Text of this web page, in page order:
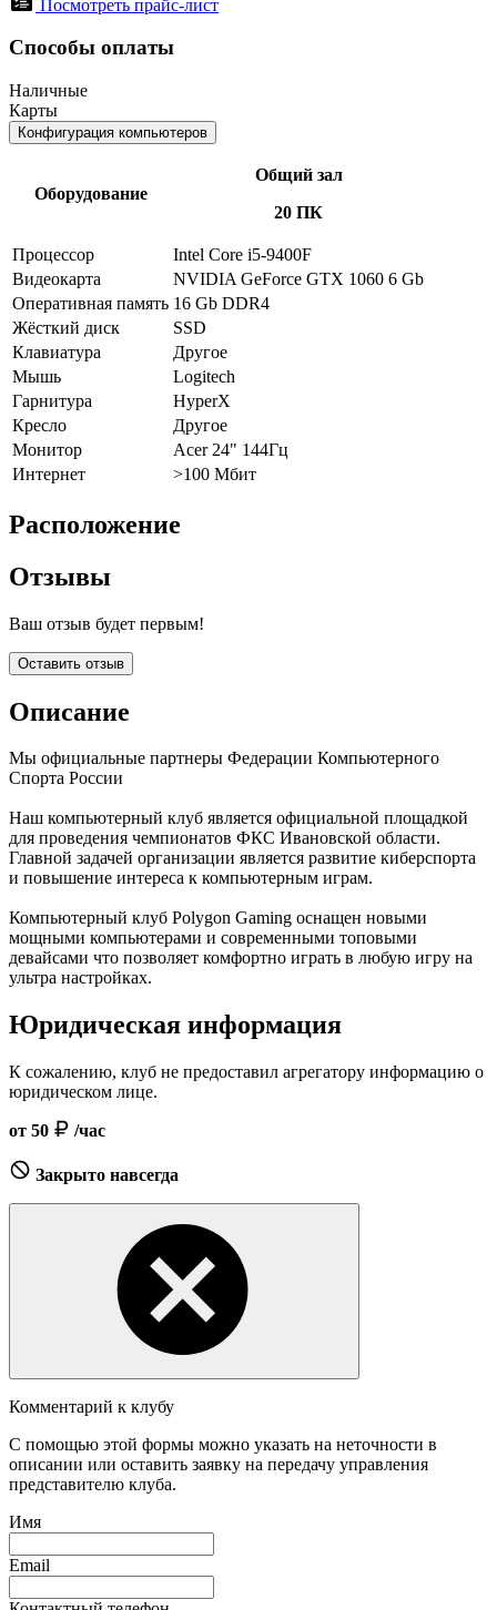
Посмотреть прайс-лист
Способы оплаты
Наличные
Карты
Конфигурация компьютеров
Оборудование
Общий зал
20 ПК
Процессор
Intel Core i5-9400F
Видеокарта
NVIDIA GeForce GTX 1060 6 Gb
Оперативная память 16 Gb DDR4
Жёсткий диск
SSD
Клавиатура
Другое
Мышь
Logitech
Гарнитура
HyperX
Кресло
Другое
Монитор
Acer 24" 144Гц
Интернет
>100 Мбит
Расположение
Отзывы
Ваш отзыв будет первым!
Оставить отзыв
Описание
Мы официальные партнеры Федерации Компьютерного
Спорта России
Наш компьютерный клуб является официальной площадкой
для проведения чемпионатов ФКС Ивановской области.
Главной задачей организации является развитие киберспорта
и повышение интереса к компьютерным играм.
Компьютерный клуб Polygon Gaming оснащен новыми
мощными компьютерами и современными топовыми
девайсами что позволяет комфортно играть в любую игру на
ультра настройках.
Юридическая информация
К сожалению, клуб не предоставил агрегатору информацию о
юридическом лице.
от 50 /час
Закрыто навсегда
Комментарий к клубу
С помощью этой формы можно указать на неточности в
описании или оставить заявку на передачу управления
представителю клуба.
Имя
Email